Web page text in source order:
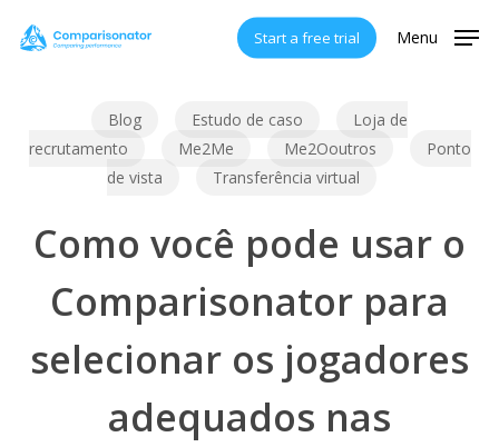
Start a free trial Menu
Blog Estudo de caso
Loja de
recrutamento
Me2Me Me2Ooutros
Ponto
de vista
Transferência virtual
Como você pode usar o
Comparisonator para
selecionar os jogadores
adequados nas